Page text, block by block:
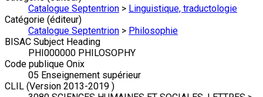
Catalogue Septentrion > Linguistique, traductologie
Catégorie (éditeur)
Catalogue Septentrion > Philosophie
BISAC Subject Heading
PHI000000 PHILOSOPHY
Code publique Onix
05 Enseignement supérieur
CLIL (Version 2013-2019 )